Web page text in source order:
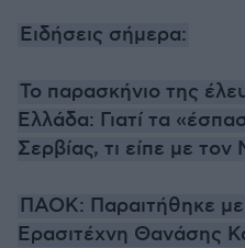
Ειδήσεις σήμερα:
Το παρασκήνιο της
Ελλάδα: Γιατί τα
Σερβίας, τι είπε με
ΠΑΟΚ: Παραιτήθηκε με
Ερασιτέχνη Θανάσης